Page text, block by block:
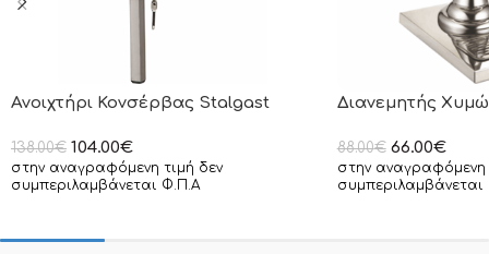
Ανοιχτήρι Κονσέρβας Stalgast
138.00€ 104.00€
στην αναγραφόμενη τιμή δεν
συμπεριλαμβάνεται Φ.Π.Α
Διανεμητής
88.00€ 66.00€
στην αναγραφόμενη